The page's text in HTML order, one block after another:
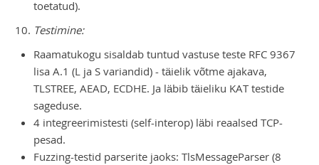
toetatud).
Testimine:
Raamatukogu sisaldab tuntud vastuse teste RFC 9367
lisa A.1 (L ja S variandid) - täielik võtme ajakava,
TLSTREE, AEAD, ECDHE. Ja läbib täieliku KAT testide
sageduse.
4 integreerimistesti (self-interop) läbi reaalsed TCP-
pesad.
Fuzzing-testid parserite jaoks: TlsMessageParser (8